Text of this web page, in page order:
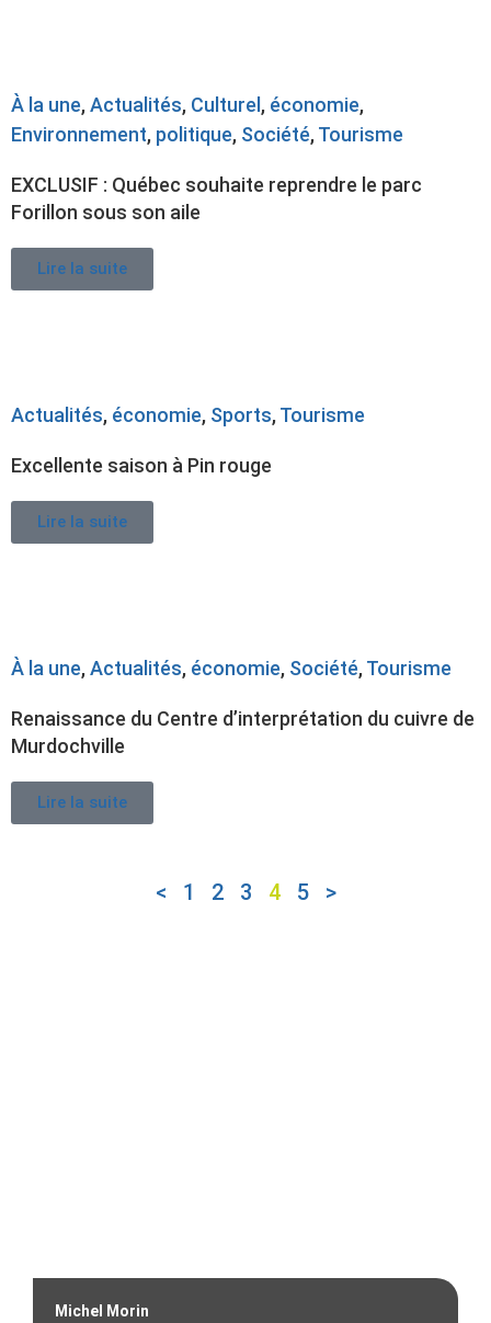
Michel Morin
À la une,Actualités, Culturel, économie,
Environnement, politique, Société,Tourisme
EXCLUSIF : Québec souhaite reprendre le parc
Forillon sous son aile
Lire la suite
Actualités, économie, Sports,Tourisme
Excellente saison à Pin rouge
Lire la suite
À la une,Actualités, économie, Société,Tourisme
Renaissance du Centre d’interprétation du cuivre de
Murdochville
Lire la suite
< 1 2 3 4 5 >